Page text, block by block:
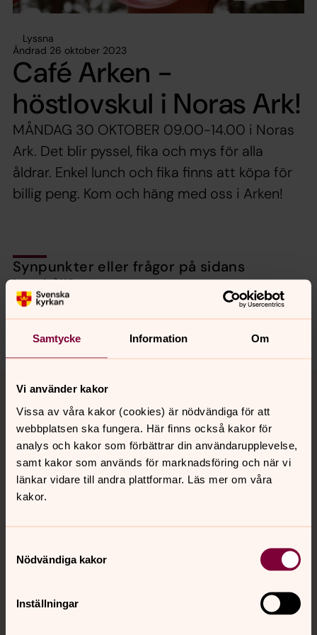
Samtycke Information Om
Vi använder kakor
Vissa av våra kakor (cookies) är nödvändiga för att
webbplatsen ska fungera. Här finns också kakor för
analys och kakor som förbättrar din användarupplevelse,
samt kakor som används för marknadsföring och när vi
länkar vidare till andra plattformar. Läs mer om våra
kakor.
Nödvändiga kakor
Inställningar
Lyssna
Ändrad 26 oktober 2023
Café Arken -
höstlovskul i Noras Ark!
MÅNDAG 30 OKTOBER 09.00-14.00 i Noras
Ark. Det blir pyssel, fika och mys för alla
åldrar. Enkel lunch och fika finns att köpa för
billig peng. Kom och häng med oss i Arken!
Synpunkter eller frågor på sidans
innehåll?
nora.tarnsjo.forsamling@svenskakyrkan.se
Kontakt
Kalender
Hitta snabbt
Sociala kanaler